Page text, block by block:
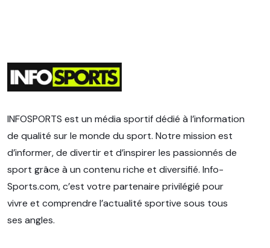
INFOSPORTS est un média sportif dédié à l’information
de qualité sur le monde du sport. Notre mission est
d’informer, de divertir et d’inspirer les passionnés de
sport grâce à un contenu riche et diversifié. Info-
Sports.com, c’est votre partenaire privilégié pour
vivre et comprendre l’actualité sportive sous tous
ses angles.